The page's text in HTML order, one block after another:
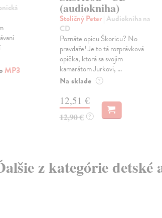
MP3
(audiokniha)
Stoličný Peter| Audiokniha na
CD
Poznáte opicu Škoricu? No
pravdaže! Je to tá rozprávková
opička, ktorá sa svojim
kamarátom Jurkovi, ...
Na sklade ?
12,51 €
12,90 € ?
z kategórie